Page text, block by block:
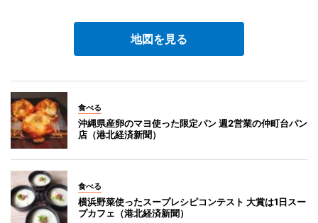
地図を見る
食べる
沖縄県産卵のマヨ使った限定パン 週2営業の仲町台パン
店（港北経済新聞）
食べる
横浜野菜使ったスープレシピコンテスト 大賞は1日スー
プカフェ（港北経済新聞）